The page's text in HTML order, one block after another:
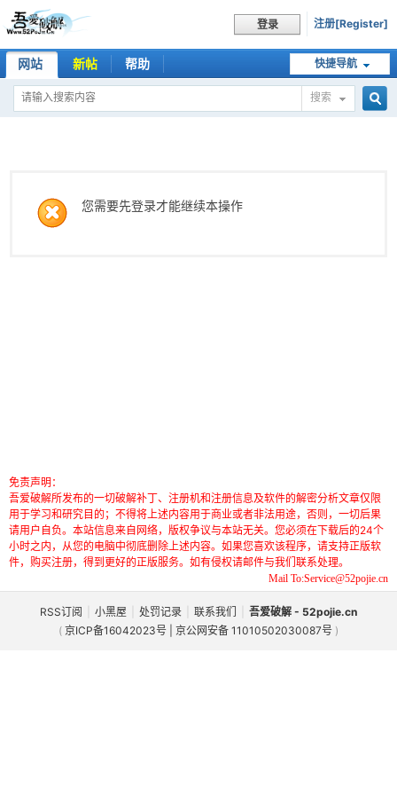
登录 注册[Register]
快捷导航
网站 新帖 帮助
搜索
您需要先登录才能继续本操作
免责声明：
吾爱破解所发布的一切破解补丁、注册机和注册信息及软件的解密分析文章仅限
用于学习和研究目的；不得将上述内容用于商业或者非法用途，否则，一切后果
请用户自负。本站信息来自网络，版权争议与本站无关。您必须在下载后的24个
小时之内，从您的电脑中彻底删除上述内容。如果您喜欢该程序，请支持正版软
件，购买注册，得到更好的正版服务。如有侵权请邮件与我们联系处理。
Mail To:Service@52pojie.cn
RSS订阅 小黑屋 处罚记录 联系我们
吾爱破解 - 52pojie.cn
( 京ICP备16042023号 | 京公网安备 11010502030087号 )